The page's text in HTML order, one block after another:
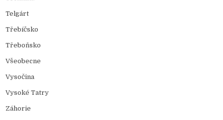
Telgárt
Třebíčsko
Třeboňsko
Všeobecne
Vysočina
Vysoké Tatry
Záhorie